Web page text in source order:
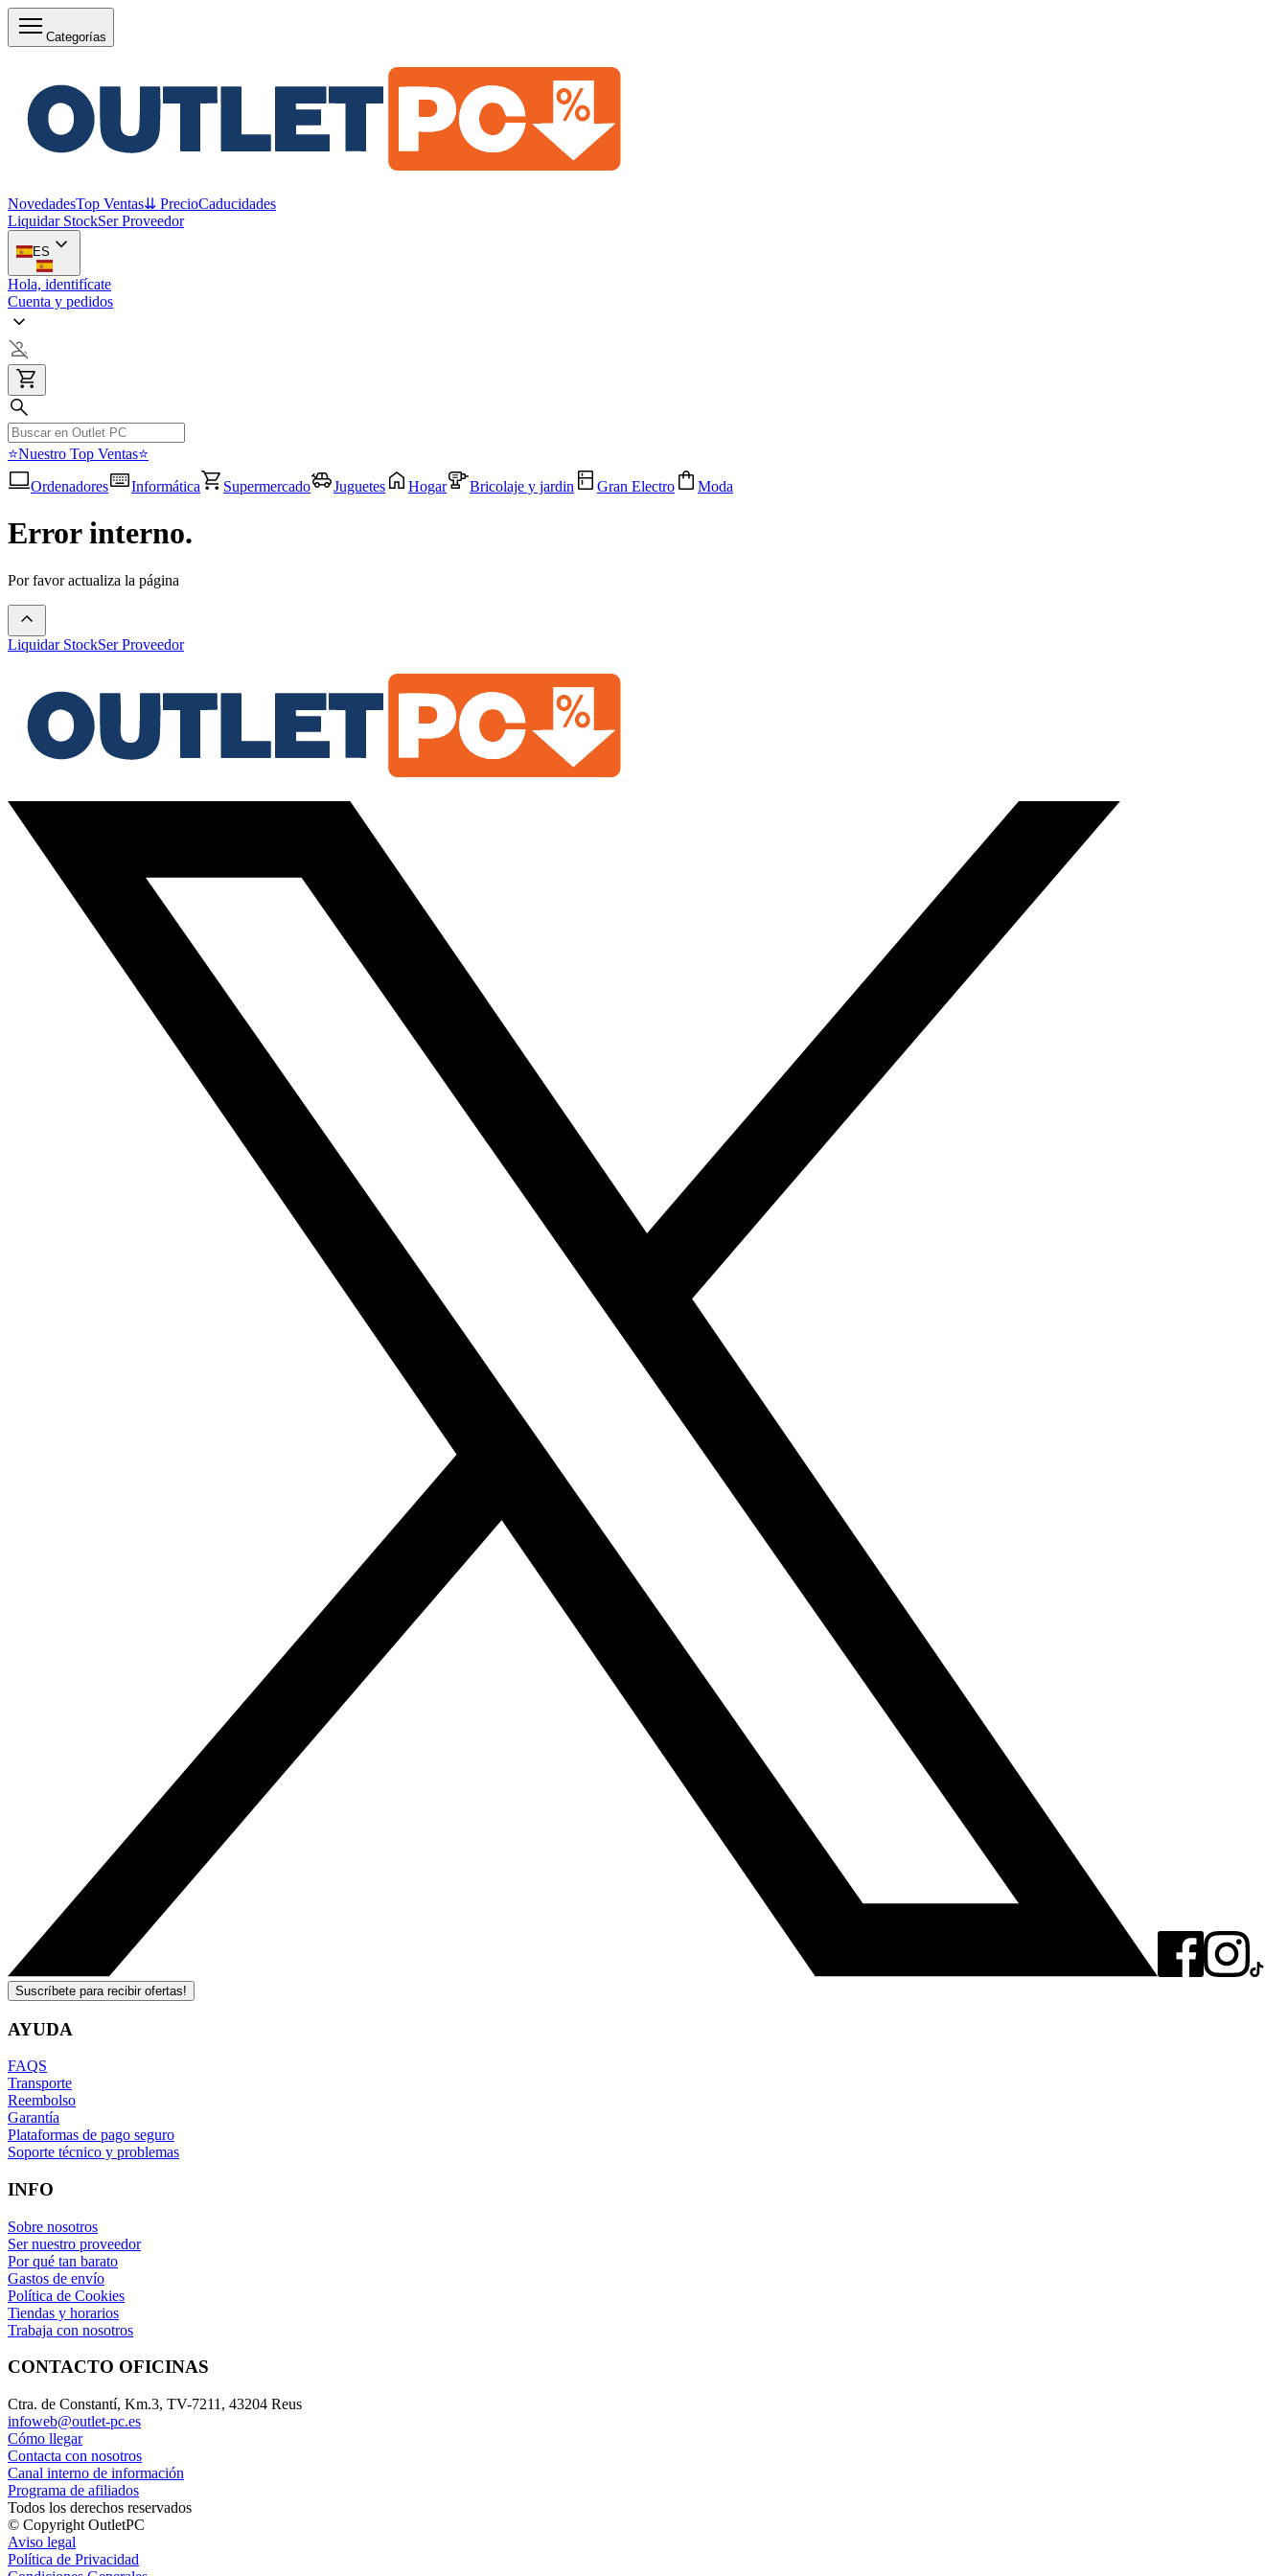
Categorías
NovedadesTop Ventas⇊ PrecioCaducidades
Liquidar StockSer Proveedor
ES
Hola, identifícate
Cuenta y pedidos
⭐Nuestro Top Ventas⭐
Ordenadores
Informática Supermercado Juguetes Hogar Bricolaje y jardin Gran Electro Moda
Error interno.
Por favor actualiza la página
Liquidar StockSer Proveedor
Suscríbete para recibir ofertas!
AYUDA
FAQS
Transporte
Reembolso
Garantía
Plataformas de pago seguro
Soporte técnico y problemas
INFO
Sobre nosotros
Ser nuestro proveedor
Por qué tan barato
Gastos de envío
Política de Cookies
Tiendas y horarios
Trabaja con nosotros
CONTACTO OFICINAS
Ctra. de Constantí, Km.3, TV-7211, 43204 Reus
infoweb@outlet-pc.es
Cómo llegar
Contacta con nosotros
Canal interno de información
Programa de afiliados
Todos los derechos reservados
© Copyright OutletPC
Aviso legal
Política de Privacidad